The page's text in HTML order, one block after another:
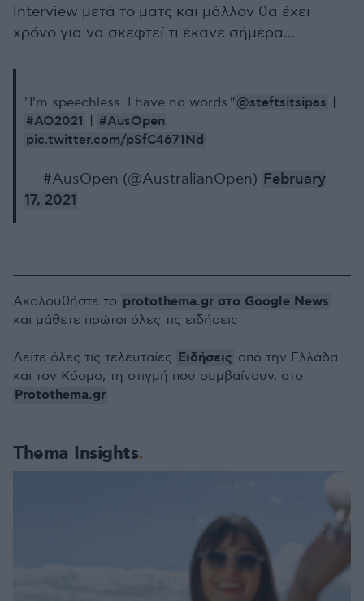
interview μετά το ματς και μάλλον θα έχει
χρόνο για να σκεφτεί τι έκανε σήμερα...
"I'm speechless. I have no words."@steftsitsipas
#AO2021
#AusOpen
pic.twitter.com/pSfC4671Nd
— #AusOpen (@AustralianOpen) February
17, 2021
Thema Insights
Ακολουθήστε το protothema.gr στο Google News
και μάθετε πρώτοι όλες τις ειδήσεις
Δείτε όλες τις τελευταίες Ειδήσεις από την Ελλάδα
και τον Κόσμο, τη στιγμή που συμβαίνουν, στο
Protothema.gr